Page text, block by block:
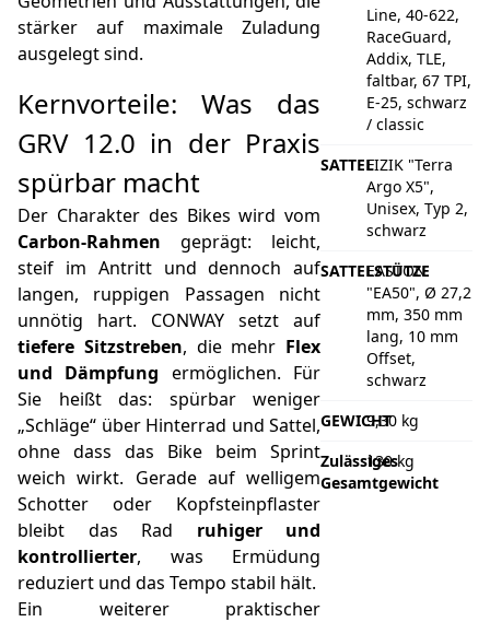
stärker auf maximale Zuladung
ausgelegt sind.
Kernvorteile: Was das
GRV 12.0 in der Praxis
spürbar macht
Der Charakter des Bikes wird vom
Carbon-Rahmen geprägt: leicht,
steif im Antritt und dennoch auf
langen, ruppigen Passagen nicht
unnötig hart. CONWAY setzt auf
tiefere Sitzstreben, die mehr Flex
und Dämpfung ermöglichen. Für
Sie heißt das: spürbar weniger
„Schläge“ über Hinterrad und Sattel,
ohne dass das Bike beim Sprint
weich wirkt. Gerade auf welligem
Schotter oder Kopfsteinpflaster
bleibt das Rad ruhiger und
kontrollierter, was Ermüdung
reduziert und das Tempo stabil hält.
Ein weiterer praktischer
Line, 40-622,
RaceGuard,
Addix, TLE,
faltbar, 67 TPI,
E-25, schwarz
/ classic
SATTELFIZIK "Terra
Argo X5",
Unisex, Typ 2,
schwarz
SATTELSTÜTZE
EASTON
"EA50", Ø 27,2
mm, 350 mm
lang, 10 mm
Offset,
schwarz
GEWICHT9,30 kg
Zulässiges
Gesamtgewicht
130 kg